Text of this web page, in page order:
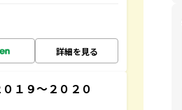
詳細を見る
１９～２０２０